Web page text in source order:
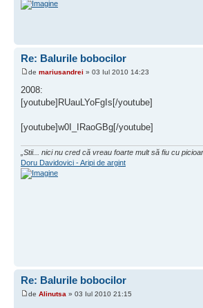
Re: Balurile bobocilor
de mariusandrei » 03 Iul 2010 14:23
2008:
[youtube]RUauLYoFgIs[/youtube]
[youtube]w0I_IRaoGBg[/youtube]
„Stii... nici nu cred că vreau foarte mult să fiu cu
Doru Davidovici - Aripi de argint
Re: Balurile bobocilor
de Alinutsa » 03 Iul 2010 21:15